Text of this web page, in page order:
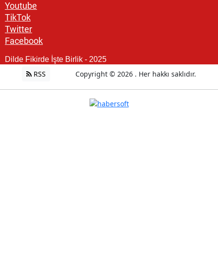
Youtube
TikTok
Twitter
Facebook
Dilde Fikirde İşte Birlik - 2025
RSS Copyright © 2026 . Her hakkı saklıdır.